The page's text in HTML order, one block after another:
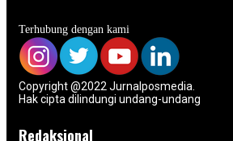
Terhubung dengan kami
Copyright @2022 Jurnalposmedia.
Hak cipta dilindungi undang-undang
Redaksional